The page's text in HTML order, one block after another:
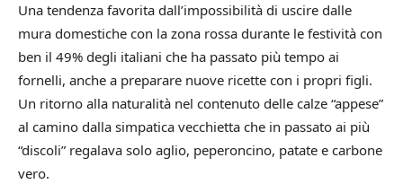
Una tendenza favorita dall’impossibilità di uscire dalle
mura domestiche con la zona rossa durante le festività con
ben il 49% degli italiani che ha passato più tempo ai
fornelli, anche a preparare nuove ricette con i propri figli.
Un ritorno alla naturalità nel contenuto delle calze “appese”
al camino dalla simpatica vecchietta che in passato ai più
“discoli” regalava solo aglio, peperoncino, patate e carbone
vero.